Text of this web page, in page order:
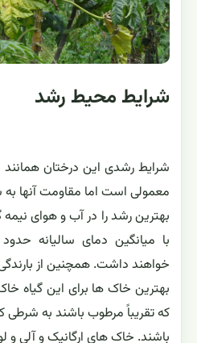
ماده را از بین برد تا بذر جوانه بزند.
شرایط محیط رشد